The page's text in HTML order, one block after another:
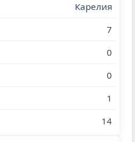
Карелия
7
0
0
1
14